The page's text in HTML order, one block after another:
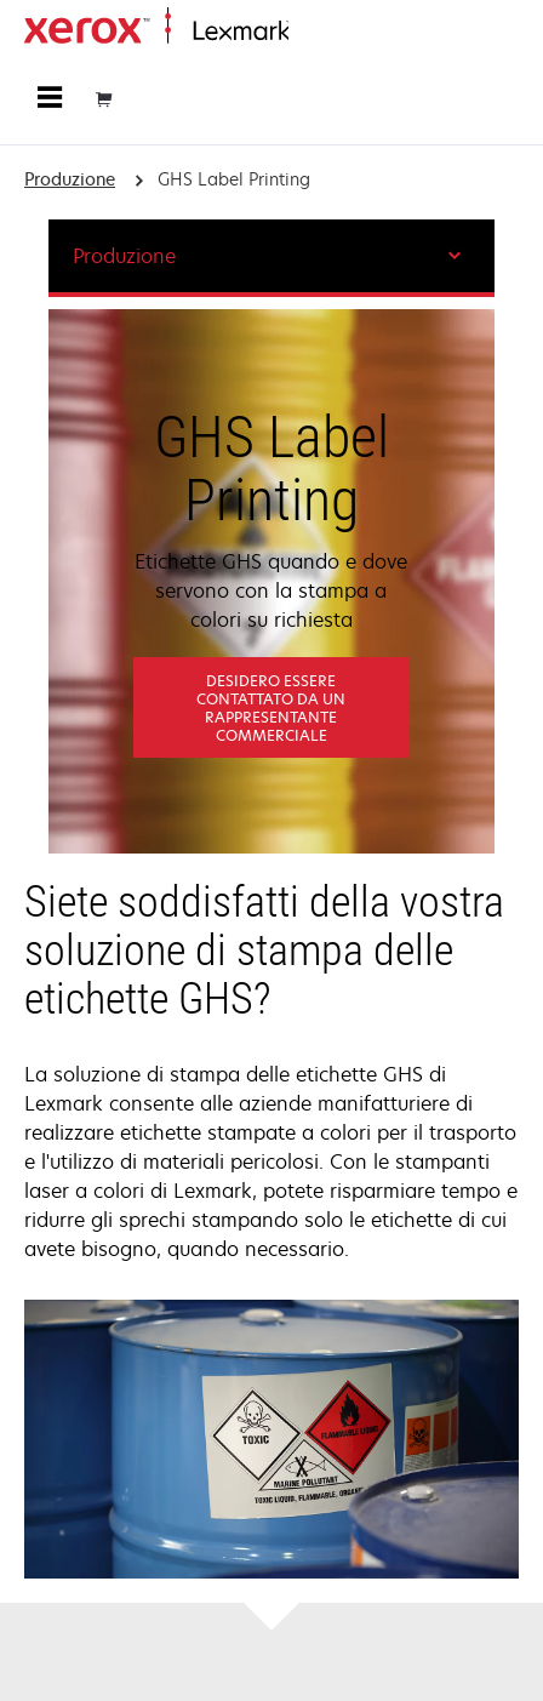
Produzione GHS Label Printing
GHS Label
Printing
Etichette GHS quando e dove
servono con la stampa a
colori su richiesta
DESIDERO ESSERE
CONTATTATO DA UN
RAPPRESENTANTE
COMMERCIALE
Produzione
Siete soddisfatti della vostra
soluzione di stampa delle
etichette GHS?
La soluzione di stampa delle etichette GHS di
Lexmark consente alle aziende manifatturiere di
realizzare etichette stampate a colori per il trasporto
e l'utilizzo di materiali pericolosi. Con le stampanti
laser a colori di Lexmark, potete risparmiare tempo e
ridurre gli sprechi stampando solo le etichette di cui
avete bisogno, quando necessario.